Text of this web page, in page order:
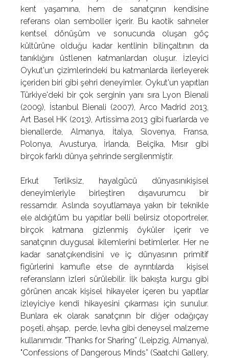
kent yaşamına, hem de sanatçının kendisine
referans olan semboller içerir. Bu kaotik sahneler
kentsel dönüşüm ve sonucunda oluşan göç
kültürüne olduğu kadar kentlinin bilinçaltının da
tanıklığını üstlenen katmanlardan oluşur. İzleyici
Oykut'un çizimlerindeki bu katmanlarda ilerleyerek
içeriden biri gibi şehri deneyimler. Oykut'un yapıtları
Türkiye'deki bir çok serginin yanı sıra Lyon Bienali
(2009), İstanbul Bienali (2007), Arco Madrid 2013,
Art Basel HK (2013), Artissima 2013 gibi fuarlarda ve
bienallerde, Almanya, İtalya, Slovenya, Fransa,
Polonya, Avusturya, İrlanda, Belçika, Mısır gibi
birçok farklı dünya şehrinde sergilenmiştir.
Erkut Terliksiz, hayalgücü dünyasınıkişisel
deneyimleriyle birleştiren dışavurumcu bir
ressamdır. Aslında soyutlamaya yakın bir teknikle
ele aldığıtüm bu yapıtlar belli belirsiz otoportreler,
birçok katmana gizlenmiş öyküler içerir ve
sanatçının duygusal ikilemlerini betimlerler. Her ne
kadar sanatçıkendisini ve iç dünyasının primitif
figürlerini kamufle etse de ayrıntılarda kişisel
referansların izleri sürülebilir. İlk bakışta kurgu gibi
görünen ancak kişisel hikayeler içeren bu yapıtlar
izleyiciye kendi hikayesini çıkarması için sunulur.
Bunlara ek olarak sanatçının bir diğer odağıçay
poşeti, ahşap, perde, levha gibi deneysel malzeme
kullanımıdır. "Thanks for Sharing” (Leipzig, Almanya),
"Confessions of Dangerous Minds” (Saatchi Gallery,